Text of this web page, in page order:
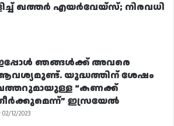
ഖത്തർ എയർവേയ്‌സ്; നിരവധി
ഞങ്ങൾക്ക് അവരെ
യുദ്ധത്തിന് ശേഷം
“കണക്ക്
ഇസ്രയേൽ
02/12/2023